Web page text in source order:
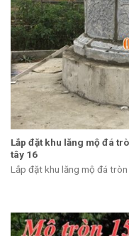
Lắp đặt khu lăng mộ đá
tây 16
Lắp đặt khu lăng mộ đá tròn